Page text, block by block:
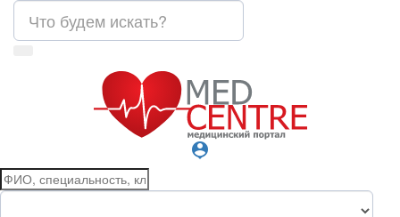
person_pin